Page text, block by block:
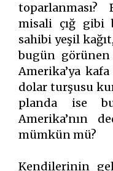
misali çığ gibi
sahibi yeşil
bugün görünen
Amerika’ya
dolar turşusu
planda ise
Amerika’nın
mümkün mü?
Kendilerinin